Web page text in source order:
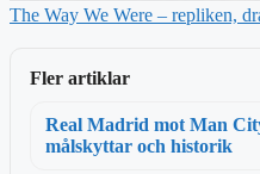
The Way We Were – repliken,
Fler artiklar
Real Madrid mot Man
målskyttar och historik